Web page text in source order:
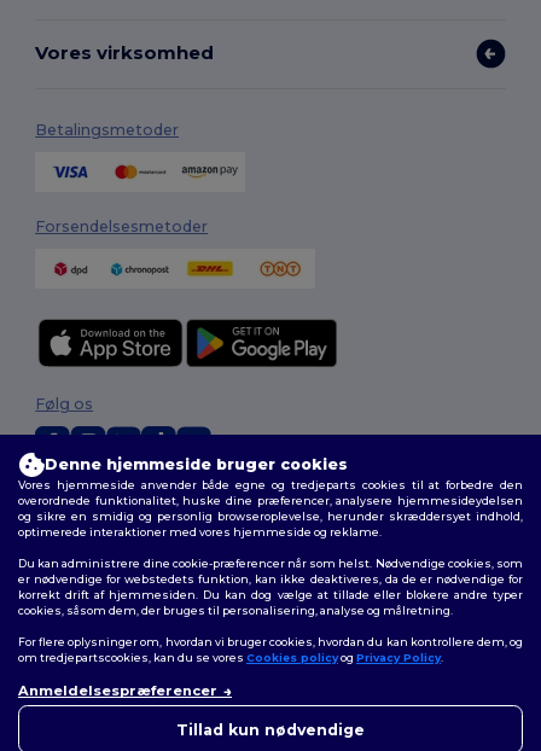
Vores virksomhed
Betalingsmetoder
Forsendelsesmetoder
2026. Alle rettigheder forbeholdes
Vilkår og Betingelser|Tilpasset politik|Fortrolighedspolitik|Politik for
cookies|Sitemap
Følg os
Denne hjemmeside bruger cookies
Vores hjemmeside anvender både egne og tredjeparts cookies til at forbedre den
overordnede funktionalitet, huske dine præferencer, analysere hjemmesideydelsen
og sikre en smidig og personlig browseroplevelse, herunder skræddersyet indhold,
optimerede interaktioner med vores hjemmeside og reklame.
Du kan administrere dine cookie-præferencer når som helst. Nødvendige cookies, som
er nødvendige for webstedets funktion, kan ikke deaktiveres, da de er nødvendige for
korrekt drift af hjemmesiden. Du kan dog vælge at tillade eller blokere andre typer
cookies, såsom dem, der bruges til personalisering, analyse og målretning.
For flere oplysninger om, hvordan vi bruger cookies, hvordan du kan kontrollere dem, og
om tredjepartscookies, kan du se vores Cookies policyog Privacy Policy.
Anmeldelsespræferencer
Tillad kun nødvendige
bekymringer, kan du kontakte